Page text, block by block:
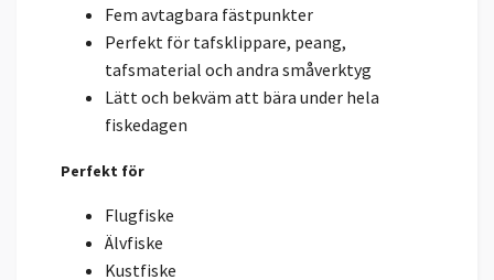
Fem avtagbara fästpunkter
Perfekt för tafsklippare, peang,
tafsmaterial och andra småverktyg
Lätt och bekväm att bära under hela
fiskedagen
Perfekt för
Flugfiske
Älvfiske
Kustfiske